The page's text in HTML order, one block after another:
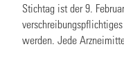
Stichtag ist der 9.
werden. Jede